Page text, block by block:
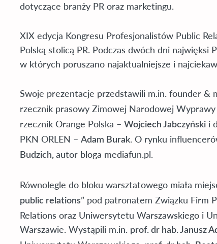
dotyczące branży PR oraz marketingu.
XIX edycja Kongresu Profesjonalistów Public
Polską stolicą PR. Podczas dwóch dni
w których poruszano najaktualniejsze i
Swoje prezentacje przedstawili m.in. founder &
rzecznik prasowy Zimowej Narodowej Wyprawy
rzecznik Orange Polska – Wojciech Jabczyński i
PKN ORLEN – Adam Burak. O rynku
Budzich, autor bloga mediafun.pl.
Równolegle do bloku warsztatowego miała
public relations” pod patronatem Związku Firm
Relations oraz Uniwersytetu Warszawskiego i
Warszawie. Wystąpili m.in. prof. dr hab. Janusz